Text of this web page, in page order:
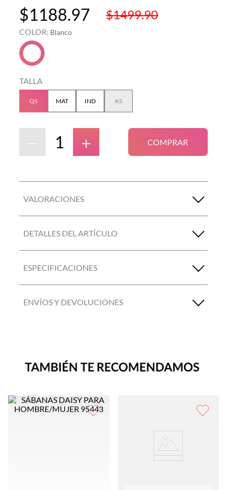
$1188.97 $1499.90
COLOR: Blanco
TALLA
QS IND KS
MAT
＋
－ COMPRAR
VALORACIONES
DETALLES DEL ARTÍCULO
ESPECIFICACIONES
ENVÍOS Y DEVOLUCIONES